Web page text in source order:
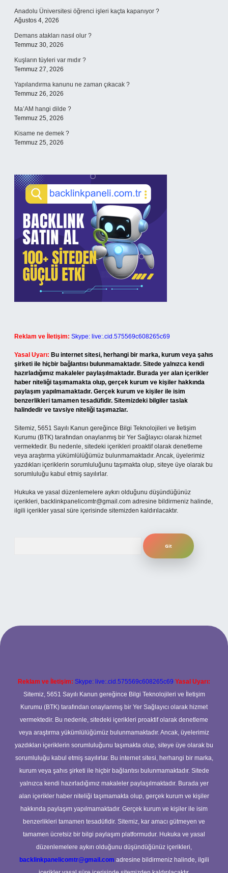
Anadolu Üniversitesi öğrenci işleri kaçta kapanıyor ?
Ağustos 4, 2026
Demans atakları nasıl olur ?
Temmuz 30, 2026
Kuşların tüyleri var mıdır ?
Temmuz 27, 2026
Yapılandırma kanunu ne zaman çıkacak ?
Temmuz 26, 2026
Ma’AM hangi dilde ?
Temmuz 25, 2026
Kisame ne demek ?
Temmuz 25, 2026
Reklam ve İletişim: Skype: live:.cid.575569c608265c69
Yasal Uyarı: Bu internet sitesi, herhangi bir marka, kurum veya şahıs
şirketi ile hiçbir bağlantısı bulunmamaktadır. Sitede yalnızca kendi
hazırladığımız makaleler paylaşılmaktadır. Burada yer alan içerikler
haber niteliği taşımamakta olup, gerçek kurum ve kişiler hakkında
paylaşım yapılmamaktadır. Gerçek kurum ve kişiler ile isim
benzerlikleri tamamen tesadüfidir. Sitemizdeki bilgiler taslak
halindedir ve tavsiye niteliği taşımazlar.
Sitemiz, 5651 Sayılı Kanun gereğince Bilgi Teknolojileri ve İletişim
Kurumu (BTK) tarafından onaylanmış bir Yer Sağlayıcı olarak hizmet
vermektedir. Bu nedenle, sitedeki içerikleri proaktif olarak denetleme
veya araştırma yükümlülüğümüz bulunmamaktadır. Ancak, üyelerimiz
yazdıkları içeriklerin sorumluluğunu taşımakta olup, siteye üye olarak bu
sorumluluğu kabul etmiş sayılırlar.
Hukuka ve yasal düzenlemelere aykırı olduğunu düşündüğünüz
içerikleri, backlinkpanelicomtr@gmail.com adresine bildirmeniz halinde,
ilgili içerikler yasal süre içerisinde sitemizden kaldırılacaktır.
Reklam ve İletişim: Skype: live:.cid.575569c608265c69 Yasal Uyarı:
Sitemiz, 5651 Sayılı Kanun gereğince Bilgi Teknolojileri ve İletişim
Kurumu (BTK) tarafından onaylanmış bir Yer Sağlayıcı olarak hizmet
vermektedir. Bu nedenle, sitedeki içerikleri proaktif olarak denetleme
veya araştırma yükümlülüğümüz bulunmamaktadır. Ancak, üyelerimiz
yazdıkları içeriklerin sorumluluğunu taşımakta olup, siteye üye olarak bu
sorumluluğu kabul etmiş sayılırlar. Bu internet sitesi, herhangi bir marka,
kurum veya şahıs şirketi ile hiçbir bağlantısı bulunmamaktadır. Sitede
yalnızca kendi hazırladığımız makaleler paylaşılmaktadır. Burada yer
alan içerikler haber niteliği taşımamakta olup, gerçek kurum ve kişiler
hakkında paylaşım yapılmamaktadır. Gerçek kurum ve kişiler ile isim
benzerlikleri tamamen tesadüfidir. Sitemiz, kar amacı gütmeyen ve
tamamen ücretsiz bir bilgi paylaşım platformudur. Hukuka ve yasal
düzenlemelere aykırı olduğunu düşündüğünüz içerikleri,
backlinkpanelicomtr@gmail.com adresine bildirmeniz halinde, ilgili